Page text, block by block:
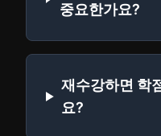
중요한가요?
재수강하면 학
요?